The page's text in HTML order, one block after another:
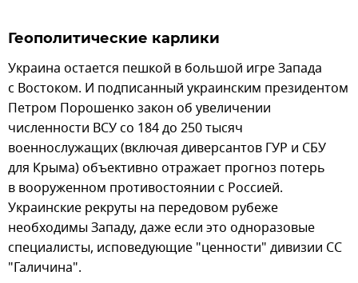
Геополитические карлики
Украина остается пешкой в большой игре Запада
с Востоком. И подписанный украинским президентом
Петром Порошенко закон об увеличении
численности ВСУ со 184 до 250 тысяч
военнослужащих (включая диверсантов ГУР и СБУ
для Крыма) объективно отражает прогноз потерь
в вооруженном противостоянии с Россией.
Украинские рекруты на передовом рубеже
необходимы Западу, даже если это одноразовые
специалисты, исповедующие "ценности" дивизии СС
"Галичина".